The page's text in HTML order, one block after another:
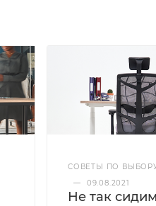
СОВЕТЫ ПО
—
09.08.2021
Не так